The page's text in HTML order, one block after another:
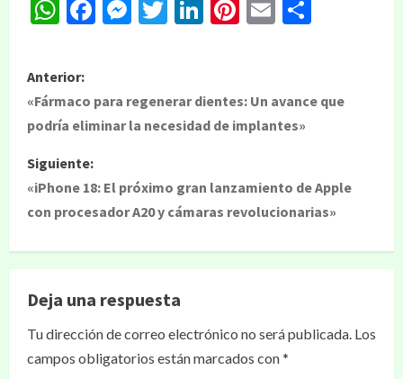
WhatsApp
Facebook
Messenger
Twitter
LinkedIn
Pinterest
Email
Anterior:
«Fármaco para regenerar dientes: Un avance que
podría eliminar la necesidad de implantes»
Siguiente:
«iPhone 18: El próximo gran lanzamiento de Apple
con procesador A20 y cámaras revolucionarias»
Deja una respuesta
Tu dirección de correo electrónico no será publicada. Los
campos obligatorios están marcados con*